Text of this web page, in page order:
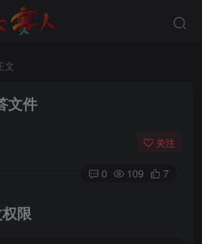
文
文件
关注
0 109 7
限